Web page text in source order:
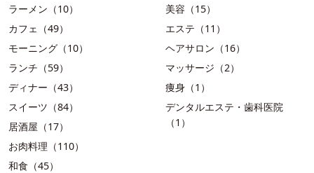
ラーメン（10）
カフェ（49）
モーニング（10）
ランチ（59）
ディナー（43）
スイーツ（84）
居酒屋（17）
お肉料理（110）
和食（45）
美容（15）
エステ（11）
ヘアサロン（16）
マッサージ（2）
痩身（1）
デンタルエステ・歯科医院
（1）